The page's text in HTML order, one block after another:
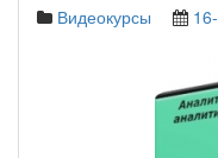
Видеокурсы